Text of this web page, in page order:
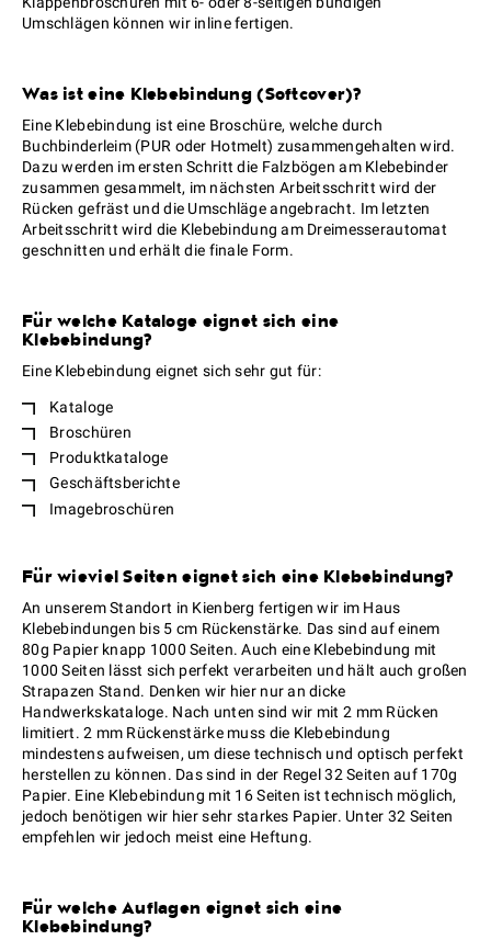
Umschlägen können wir inline fertigen.
Was ist eine Klebebindung (Softcover)?
Eine Klebebindung ist eine Broschüre, welche durch
Buchbinderleim (PUR oder Hotmelt) zusammengehalten wird.
Dazu werden im ersten Schritt die Falzbögen am Klebebinder
zusammen gesammelt, im nächsten Arbeitsschritt wird der
Rücken gefräst und die Umschläge angebracht. Im letzten
Arbeitsschritt wird die Klebebindung am Dreimesserautomat
geschnitten und erhält die finale Form.
Für welche Kataloge eignet sich eine
Klebebindung?
Eine Klebebindung eignet sich sehr gut für:
Kataloge
Broschüren
Produktkataloge
Geschäftsberichte
Imagebroschüren
Für wieviel Seiten eignet sich eine Klebebindung?
An unserem Standort in Kienberg fertigen wir im Haus
Klebebindungen bis 5 cm Rückenstärke. Das sind auf einem
80g Papier knapp 1000 Seiten. Auch eine Klebebindung mit
1000 Seiten lässt sich perfekt verarbeiten und hält auch großen
Strapazen Stand. Denken wir hier nur an dicke
Handwerkskataloge. Nach unten sind wir mit 2 mm Rücken
limitiert. 2 mm Rückenstärke muss die Klebebindung
mindestens aufweisen, um diese technisch und optisch perfekt
herstellen zu können. Das sind in der Regel 32 Seiten auf 170g
Papier. Eine Klebebindung mit 16 Seiten ist technisch möglich,
jedoch benötigen wir hier sehr starkes Papier. Unter 32 Seiten
empfehlen wir jedoch meist eine Heftung.
Für welche Auflagen eignet sich eine
Klebebindung?